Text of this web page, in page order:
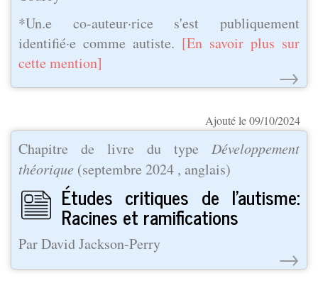
*Un.e co-auteur·rice s'est publiquement
identifié·e comme autiste. [En savoir plus sur
cette mention]
→
Ajouté le 09/10/2024
Chapitre de livre du type Développement
théorique (septembre 2024 , anglais)
Études critiques de l'autisme:
Racines et ramifications
Par David Jackson-Perry →